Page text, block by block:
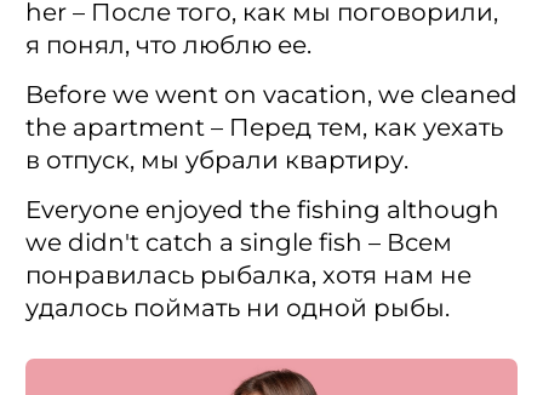
her – После того, как мы поговорили,
я понял, что люблю ее.
Before we went on vacation, we cleaned
the apartment – Перед тем, как уехать
в отпуск, мы убрали квартиру.
Everyone enjoyed the fishing although
we didn't catch a single fish – Всем
понравилась рыбалка, хотя нам не
удалось поймать ни одной рыбы.